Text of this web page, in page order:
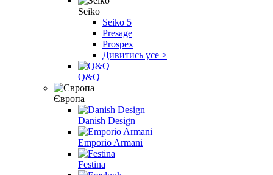
Seiko
Seiko 5
Presage
Prospex
Дивитись усе >
Q&Q
Європа
Danish Design
Emporio Armani
Festina